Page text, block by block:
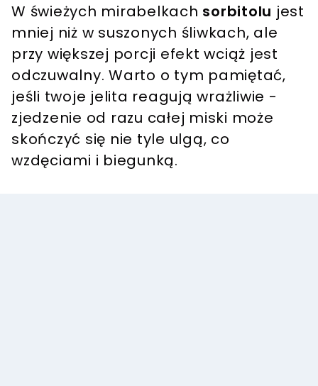
W świeżych mirabelkach sorbitolu jest
mniej niż w suszonych śliwkach, ale
przy większej porcji efekt wciąż jest
odczuwalny. Warto o tym pamiętać,
jeśli twoje jelita reagują wrażliwie -
zjedzenie od razu całej miski może
skończyć się nie tyle ulgą, co
wzdęciami i biegunką.